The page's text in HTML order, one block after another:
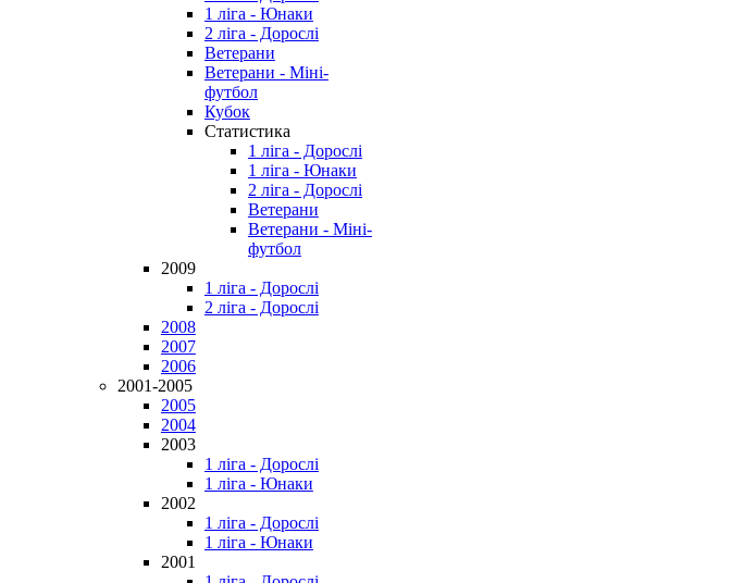
1 ліга - Юнаки
2 ліга - Дорослі
Ветерани
Ветерани - Міні-
футбол
Кубок
Статистика
1 ліга - Дорослі
1 ліга - Юнаки
2 ліга - Дорослі
Ветерани
Ветерани - Міні-
футбол
2009
1 ліга - Дорослі
2 ліга - Дорослі
2008
2007
2006
2001-2005
2005
2004
2003
1 ліга - Дорослі
1 ліга - Юнаки
2002
1 ліга - Дорослі
1 ліга - Юнаки
2001